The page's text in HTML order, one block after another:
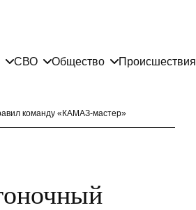
СВО Общество Происшествия
команду «КАМАЗ-мастер»